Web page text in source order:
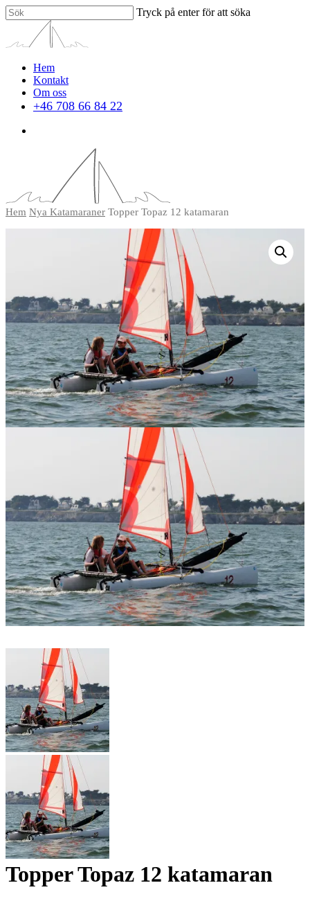
Tryck på enter för att söka
Hem
Kontakt
Om oss
+46 708 66 84 22
Hem Nya Katamaraner Topper Topaz 12 katamaran
Topper Topaz 12 katamaran